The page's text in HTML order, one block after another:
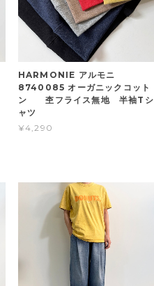
HARMONIE アルモニ
8740085 オーガニックコット
ン 杢フライス無地 半袖Tシ
ャツ
¥4,290